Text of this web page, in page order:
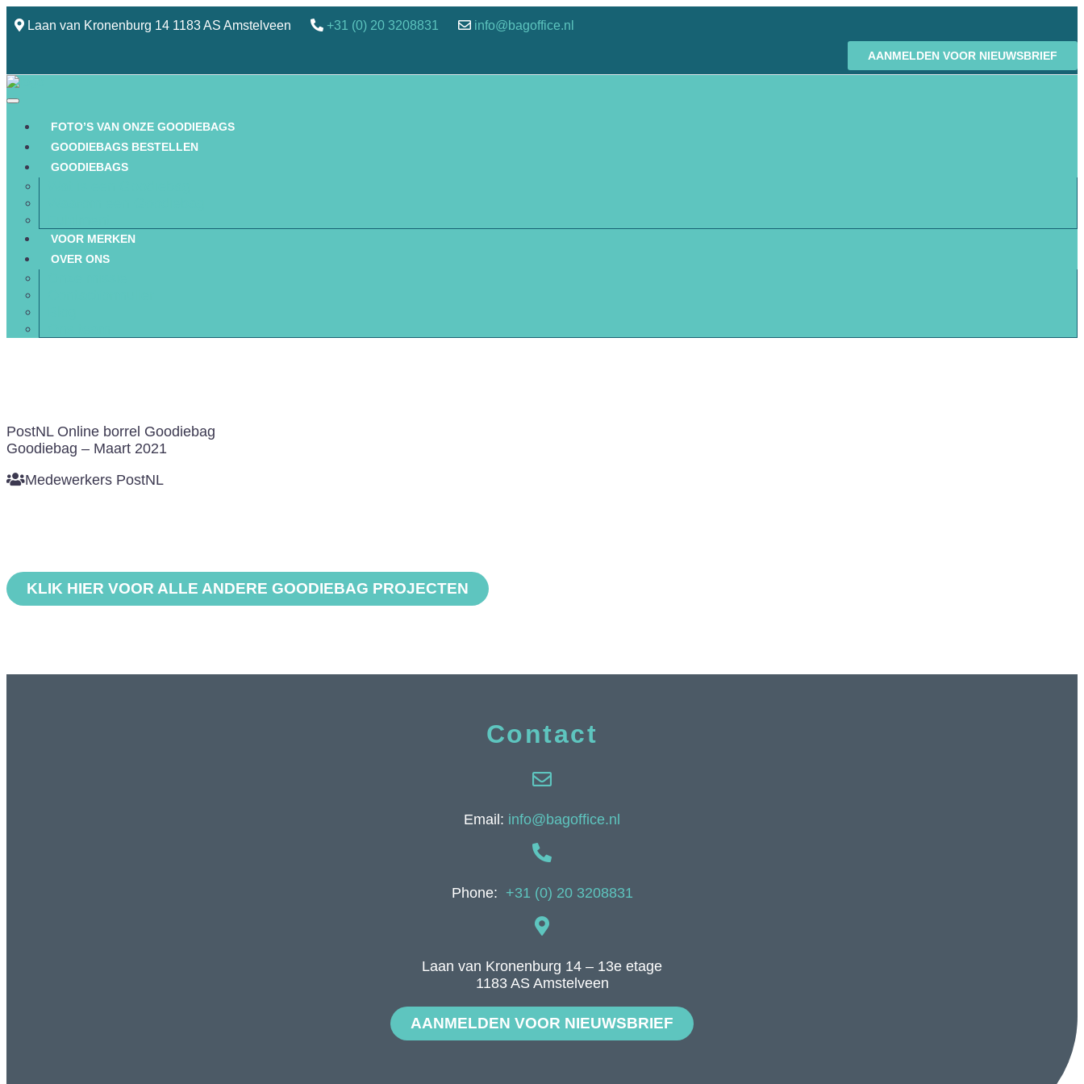
Laan van Kronenburg 14 1183 AS Amstelveen +31 (0) 20 3208831 info@bagoffice.nl
AANMELDEN VOOR NIEUWSBRIEF
FOTO’S VAN ONZE GOODIEBAGS
GOODIEBAGS BESTELLEN
GOODIEBAGS
VOOR MERKEN
OVER ONS
PostNL Online borrel Goodiebag
Goodiebag – Maart 2021
Medewerkers PostNL
KLIK HIER VOOR ALLE ANDERE GOODIEBAG PROJECTEN
Contact
Email: info@bagoffice.nl
Phone: +31 (0) 20 3208831
Laan van Kronenburg 14 – 13e etage
1183 AS Amstelveen
AANMELDEN VOOR NIEUWSBRIEF